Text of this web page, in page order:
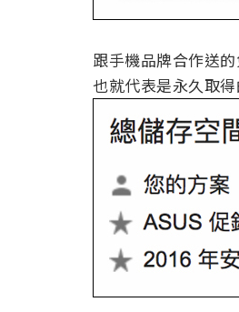
跟手機品牌合作送
也就代表是永久取